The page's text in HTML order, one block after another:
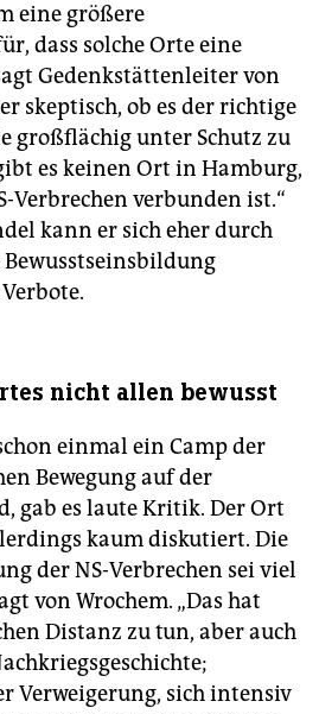
eine größere
dass solche Orte eine
Gedenkstättenleiter von
skeptisch, ob es der richtige
großflächig unter Schutz zu
es keinen Ort in Hamburg,
Verbrechen verbunden ist.“
kann er sich eher durch
nicht allen bewusst
einmal ein Camp der
Bewegung auf der
gab es laute Kritik. Der Ort
kaum diskutiert. Die
der NS-Verbrechen sei viel
von Wrochem. „Das hat
Distanz zu tun, aber auch
Verweigerung, sich intensiv